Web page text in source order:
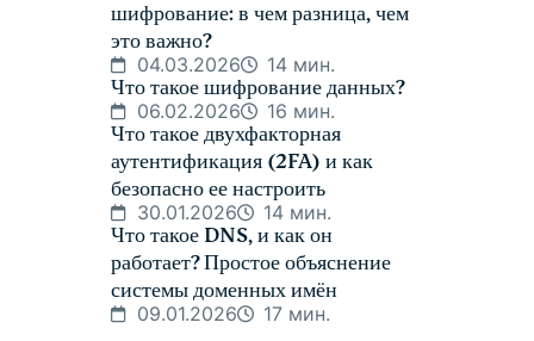
шифрование: в чем разница, чем
это важно?
04.03.2026 14 мин.
Что такое шифрование данных?
06.02.2026 16 мин.
Что такое двухфакторная
аутентификация (2FA) и как
безопасно ее настроить
30.01.2026 14 мин.
Что такое DNS, и как он
работает? Простое объяснение
системы доменных имён
09.01.2026 17 мин.